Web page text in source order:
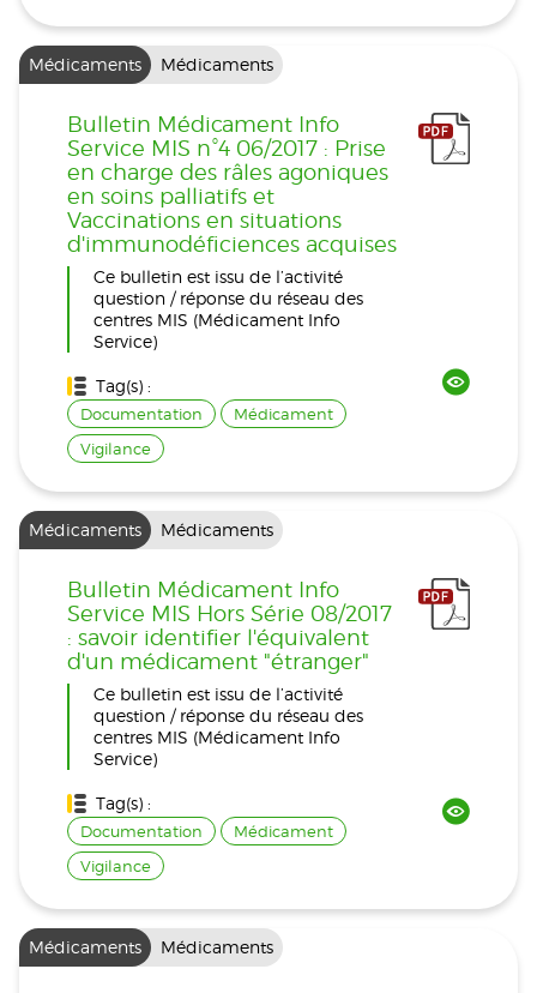
Médicaments Médicaments
Bulletin Médicament Info
Service MIS n°4 06/2017 : Prise
en charge des râles agoniques
en soins palliatifs et
Vaccinations en situations
d'immunodéficiences acquises
Ce bulletin est issu de l’activité
question / réponse du réseau des
centres MIS (Médicament Info
Service)
Tag(s) :
Documentation
Médicament
Vigilance
Médicaments Médicaments
Bulletin Médicament Info
Service MIS Hors Série 08/2017
: savoir identifier l'équivalent
d'un médicament "étranger"
Ce bulletin est issu de l’activité
question / réponse du réseau des
centres MIS (Médicament Info
Service)
Tag(s) :
Documentation
Médicament
Vigilance
Médicaments Médicaments